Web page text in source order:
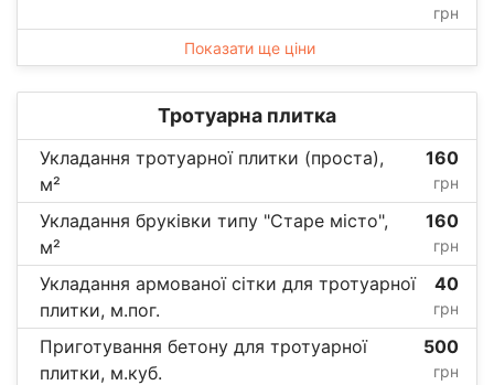
грн
Показати ще ціни
Тротуарна плитка
Укладання тротуарної плитки (проста),
м²
160
грн
Укладання бруківки типу "Старе місто",
м²
160
грн
Укладання армованої сітки для тротуарної
плитки, м.пог.
40
грн
Приготування бетону для тротуарної
плитки, м.куб.
500
грн